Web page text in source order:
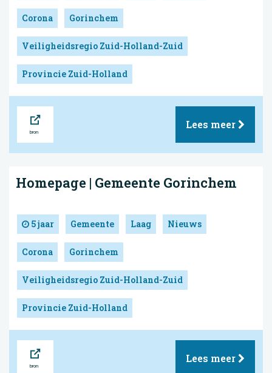
Corona Gorinchem
Veiligheidsregio Zuid-Holland-Zuid
Provincie Zuid-Holland
Lees meer
Homepage | Gemeente Gorinchem
5 jaar Gemeente Laag Nieuws
Corona Gorinchem
Veiligheidsregio Zuid-Holland-Zuid
Provincie Zuid-Holland
Lees meer